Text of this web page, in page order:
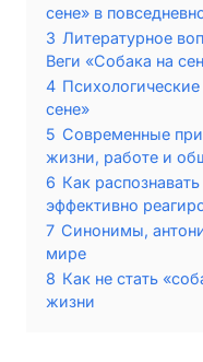
сене» в
3 Литературное
Веги «Собака на
4
сене»
5 Современные
жизни, работе и
6 Как
эффективно
7 Синонимы,
мире
8 Как не стать
жизни